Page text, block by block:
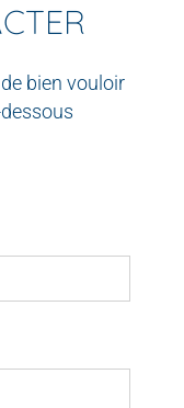
bien vouloir